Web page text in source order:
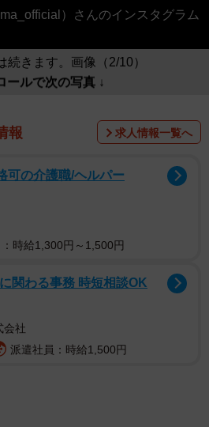
）さんのインスタグラム
続きます。画像（2/10）
ールで次の写真 ↓
報 求人情報一覧へ
可の介護職/ヘルパー
時給1,300円～1,500円
関わる事務 時短相談OK
会社
派遣社員：時給1,500円